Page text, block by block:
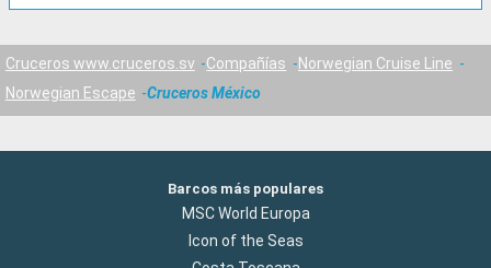
Cruceros www.cruceros.sv Compañías
Norwegian Cruise Line
Norwegian Escape
Cruceros México
Barcos más populares
MSC World Europa
Icon of the Seas